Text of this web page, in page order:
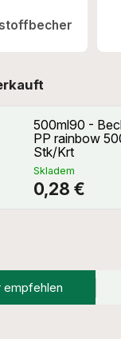
500ml90 -
PP rainbow
Stk/Krt
Skladem
0,28 €
empfehlen